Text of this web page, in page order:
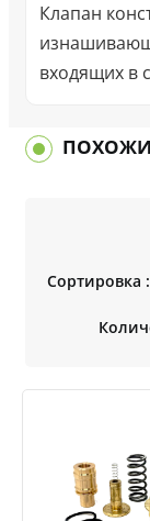
Клапан
входящих в
Сортировка :